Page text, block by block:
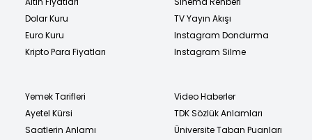
Dolar Kuru
Euro Kuru
Kripto Para Fiyatları
TV Yayın Akışı
Instagram Dondurma
Instagram Silme
Yemek Tarifleri
Ayetel Kürsi
Saatlerin Anlamı
Video Haberler
TDK Sözlük Anlamları
Üniversite Taban Puanları